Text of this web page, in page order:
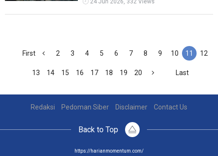
24 Jun 2026, 332 Views
First 2 3 4 5 6 7 8 9 10 11 12
13 14 15 16 17 18 19 20 Last
Redaksi Pedoman Siber Disclaimer Contact Us
Back to Top
https://harianmomentum.com/